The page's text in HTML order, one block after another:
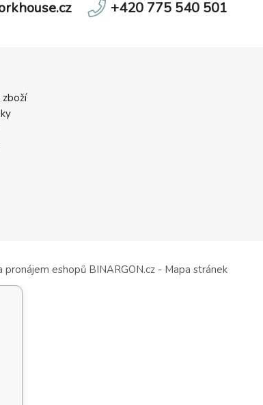
+420 775 540 501
zboží
pronájem eshopů BINARGON.cz - Mapa stránek